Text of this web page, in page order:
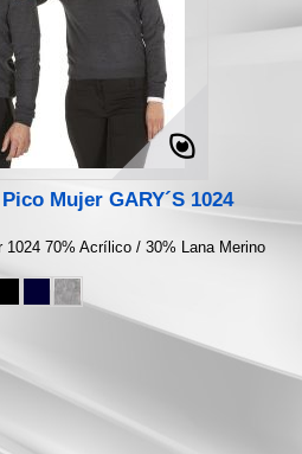
Mujer GARY´S 1024
70% Acrílico / 30% Lana Merino